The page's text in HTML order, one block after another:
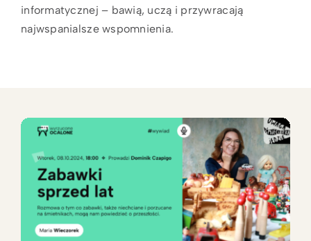
informatycznej – bawią, uczą i przywracają
najwspanialsze wspomnienia.